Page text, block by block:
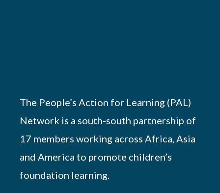
The People’s Action for Learning (PAL)
Network is a south-south partnership of
17 members working across Africa, Asia
and America to promote children’s
foundation learning.